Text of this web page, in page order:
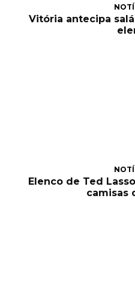
Vitória antecipa
Elenco de Ted
camisas